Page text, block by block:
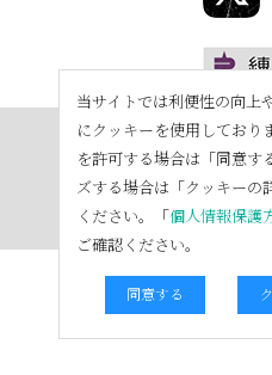
当サイトでは利便性の向上
にクッキーを使用しており
を許可する場合は「同意す
ズする場合は「クッキーの
ください。「個人情報保護
ご確認ください。
同意する